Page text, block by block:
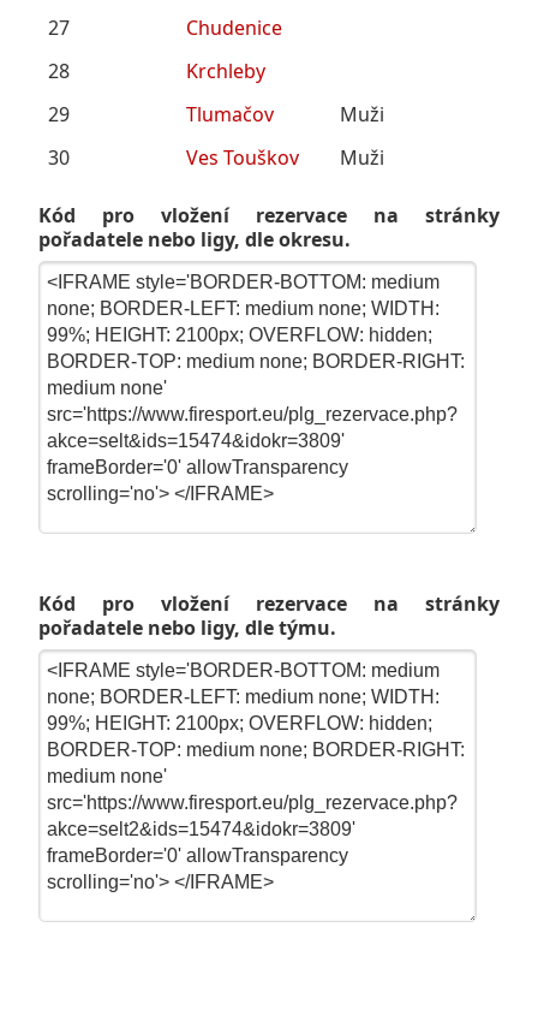
27
Chudenice
28
Krchleby
29
Tlumačov
Muži
30
Ves Touškov Muži
Kód pro vložení rezervace na stránky
pořadatele nebo ligy, dle okresu.
Kód pro vložení rezervace na stránky
pořadatele nebo ligy, dle týmu.